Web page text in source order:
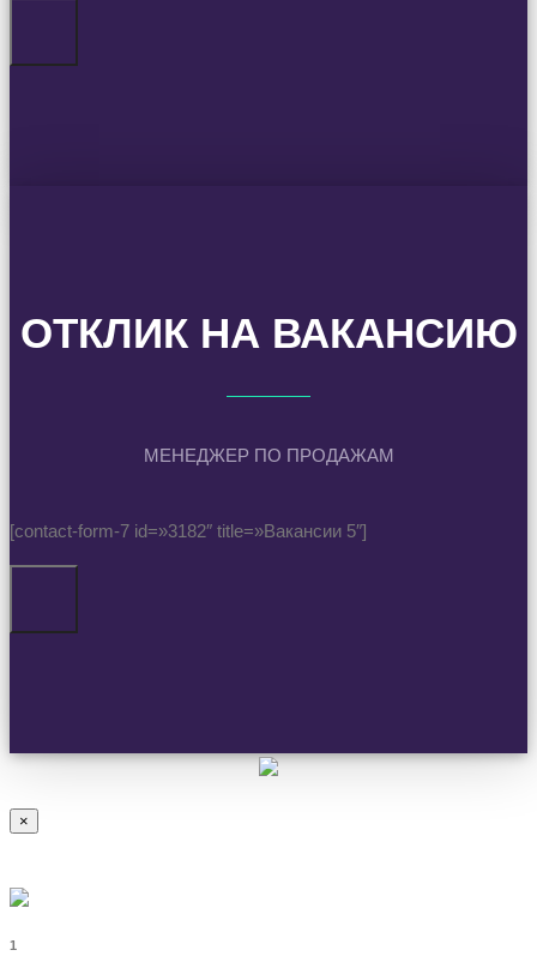
ОТКЛИК НА ВАКАНСИЮ
МЕНЕДЖЕР ПО ПРОДАЖАМ
[contact-form-7 id=»3182″ title=»Вакансии 5″]
×
1